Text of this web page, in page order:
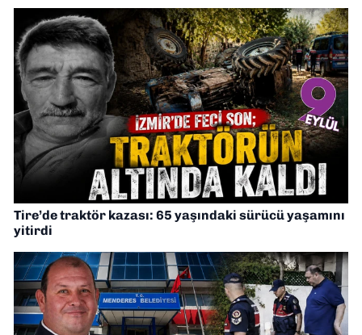
Tire’de traktör kazası: 65 yaşındaki sürücü yaşamını
yitirdi